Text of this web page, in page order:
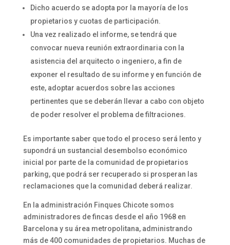
Dicho acuerdo se adopta por la mayoría de los
propietarios y cuotas de participación.
Una vez realizado el informe, se tendrá que
convocar nueva reunión extraordinaria con la
asistencia del arquitecto o ingeniero, a fin de
exponer el resultado de su informe y en función de
este, adoptar acuerdos sobre las acciones
pertinentes que se deberán llevar a cabo con objeto
de poder resolver el problema de filtraciones.
Es importante saber que todo el proceso será lento y
supondrá un sustancial desembolso económico
inicial por parte de la comunidad de propietarios
parking, que podrá ser recuperado si prosperan las
reclamaciones que la comunidad deberá realizar.
En la administración Finques Chicote somos
administradores de fincas desde el año 1968 en
Barcelona y su área metropolitana, administrando
más de 400 comunidades de propietarios. Muchas de